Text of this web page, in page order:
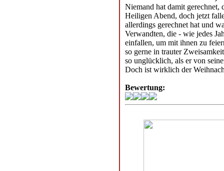
Niemand hat damit gerechnet,
Heiligen Abend, doch jetzt
allerdings gerechnet hat und
Verwandten, die - wie jedes
einfallen, um mit ihnen zu
so gerne in trauter
so unglücklich, als er von
Doch ist wirklich der
Bewertung: